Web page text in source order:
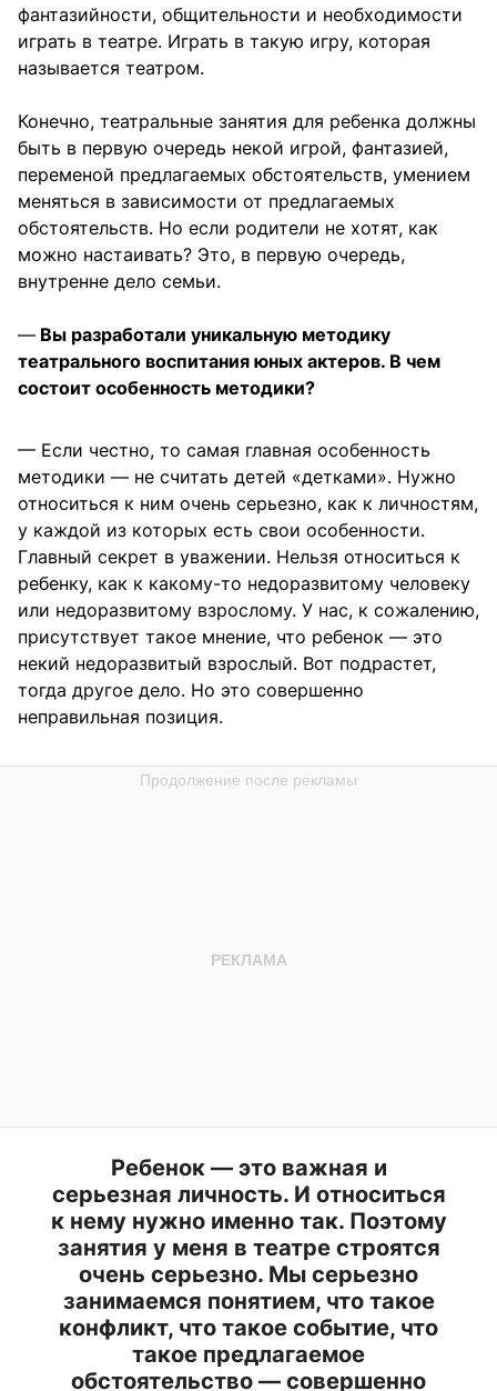
фантазийности, общительности и необходимости
играть в театре. Играть в такую игру, которая
называется театром.
Конечно, театральные занятия для ребенка должны
быть в первую очередь некой игрой, фантазией,
переменой предлагаемых обстоятельств, умением
меняться в зависимости от предлагаемых
обстоятельств. Но если родители не хотят, как
можно настаивать? Это, в первую очередь,
внутренне дело семьи.
— Вы разработали уникальную методику
театрального воспитания юных актеров. В чем
состоит особенность методики?
— Если честно, то самая главная особенность
методики — не считать детей «детками». Нужно
относиться к ним очень серьезно, как к личностям,
у каждой из которых есть свои особенности.
Главный секрет в уважении. Нельзя относиться к
ребенку, как к какому-то недоразвитому человеку
или недоразвитому взрослому. У нас, к сожалению,
присутствует такое мнение, что ребенок — это
некий недоразвитый взрослый. Вот подрастет,
тогда другое дело. Но это совершенно
неправильная позиция.
Ребенок — это важная и
серьезная личность. И относиться
к нему нужно именно так. Поэтому
занятия у меня в театре строятся
очень серьезно. Мы серьезно
занимаемся понятием, что такое
конфликт, что такое событие, что
такое предлагаемое
обстоятельство — совершенно